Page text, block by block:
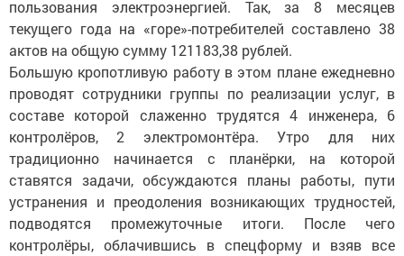
пользования электроэнергией. Так, за 8 месяцев
текущего года на «горе»-потребителей составлено 38
актов на общую сумму 121183,38 рублей.
Большую кропотливую работу в этом плане ежедневно
проводят сотрудники группы по реализации услуг, в
составе которой слаженно трудятся 4 инженера, 6
контролёров, 2 электромонтёра. Утро для них
традиционно начинается с планёрки, на которой
ставятся задачи, обсуждаются планы работы, пути
устранения и преодоления возникающих трудностей,
подводятся промежуточные итоги. После чего
контролёры, облачившись в спецформу и взяв все